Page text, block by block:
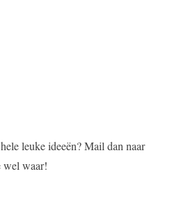
leuke ideeën? Mail dan naar
wel waar!